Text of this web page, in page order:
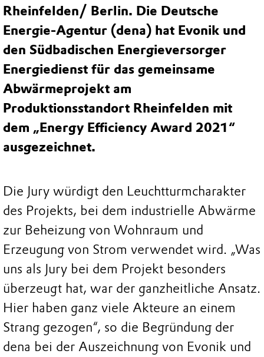
Rheinfelden/ Berlin. Die Deutsche
Energie-Agentur (dena) hat Evonik und
den Südbadischen Energieversorger
Energiedienst für das gemeinsame
Abwärmeprojekt am
Produktionsstandort Rheinfelden mit
dem „Energy Efficiency Award 2021“
ausgezeichnet.
Die Jury würdigt den Leuchtturmcharakter
des Projekts, bei dem industrielle Abwärme
zur Beheizung von Wohnraum und
Erzeugung von Strom verwendet wird. „Was
uns als Jury bei dem Projekt besonders
überzeugt hat, war der ganzheitliche Ansatz.
Hier haben ganz viele Akteure an einem
Strang gezogen“, so die Begründung der
dena bei der Auszeichnung von Evonik und